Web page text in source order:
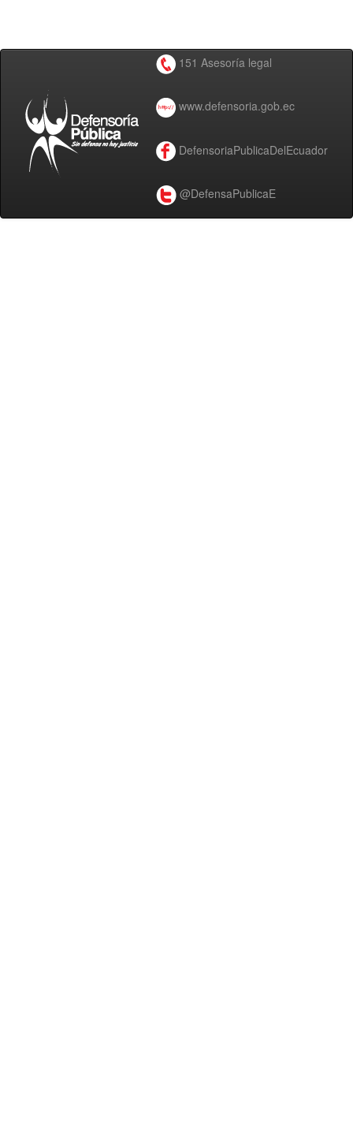
151 Asesoría legal
www.defensoria.gob.ec
DefensoriaPublicaDelEcuador
@DefensaPublicaE